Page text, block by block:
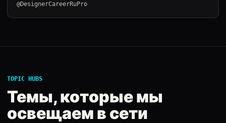
@DesignerCareerRuPro
TOPIC HUBS
Темы, которые мы
освещаем в сети